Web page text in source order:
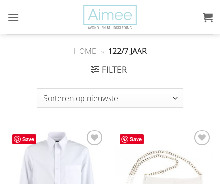
naar
HOME » 122/7 JAAR
FILTER
Save
toevoegen
Save
verlanglijst
toevoegen